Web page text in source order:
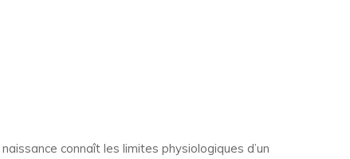
connaît les limites physiologiques d’un